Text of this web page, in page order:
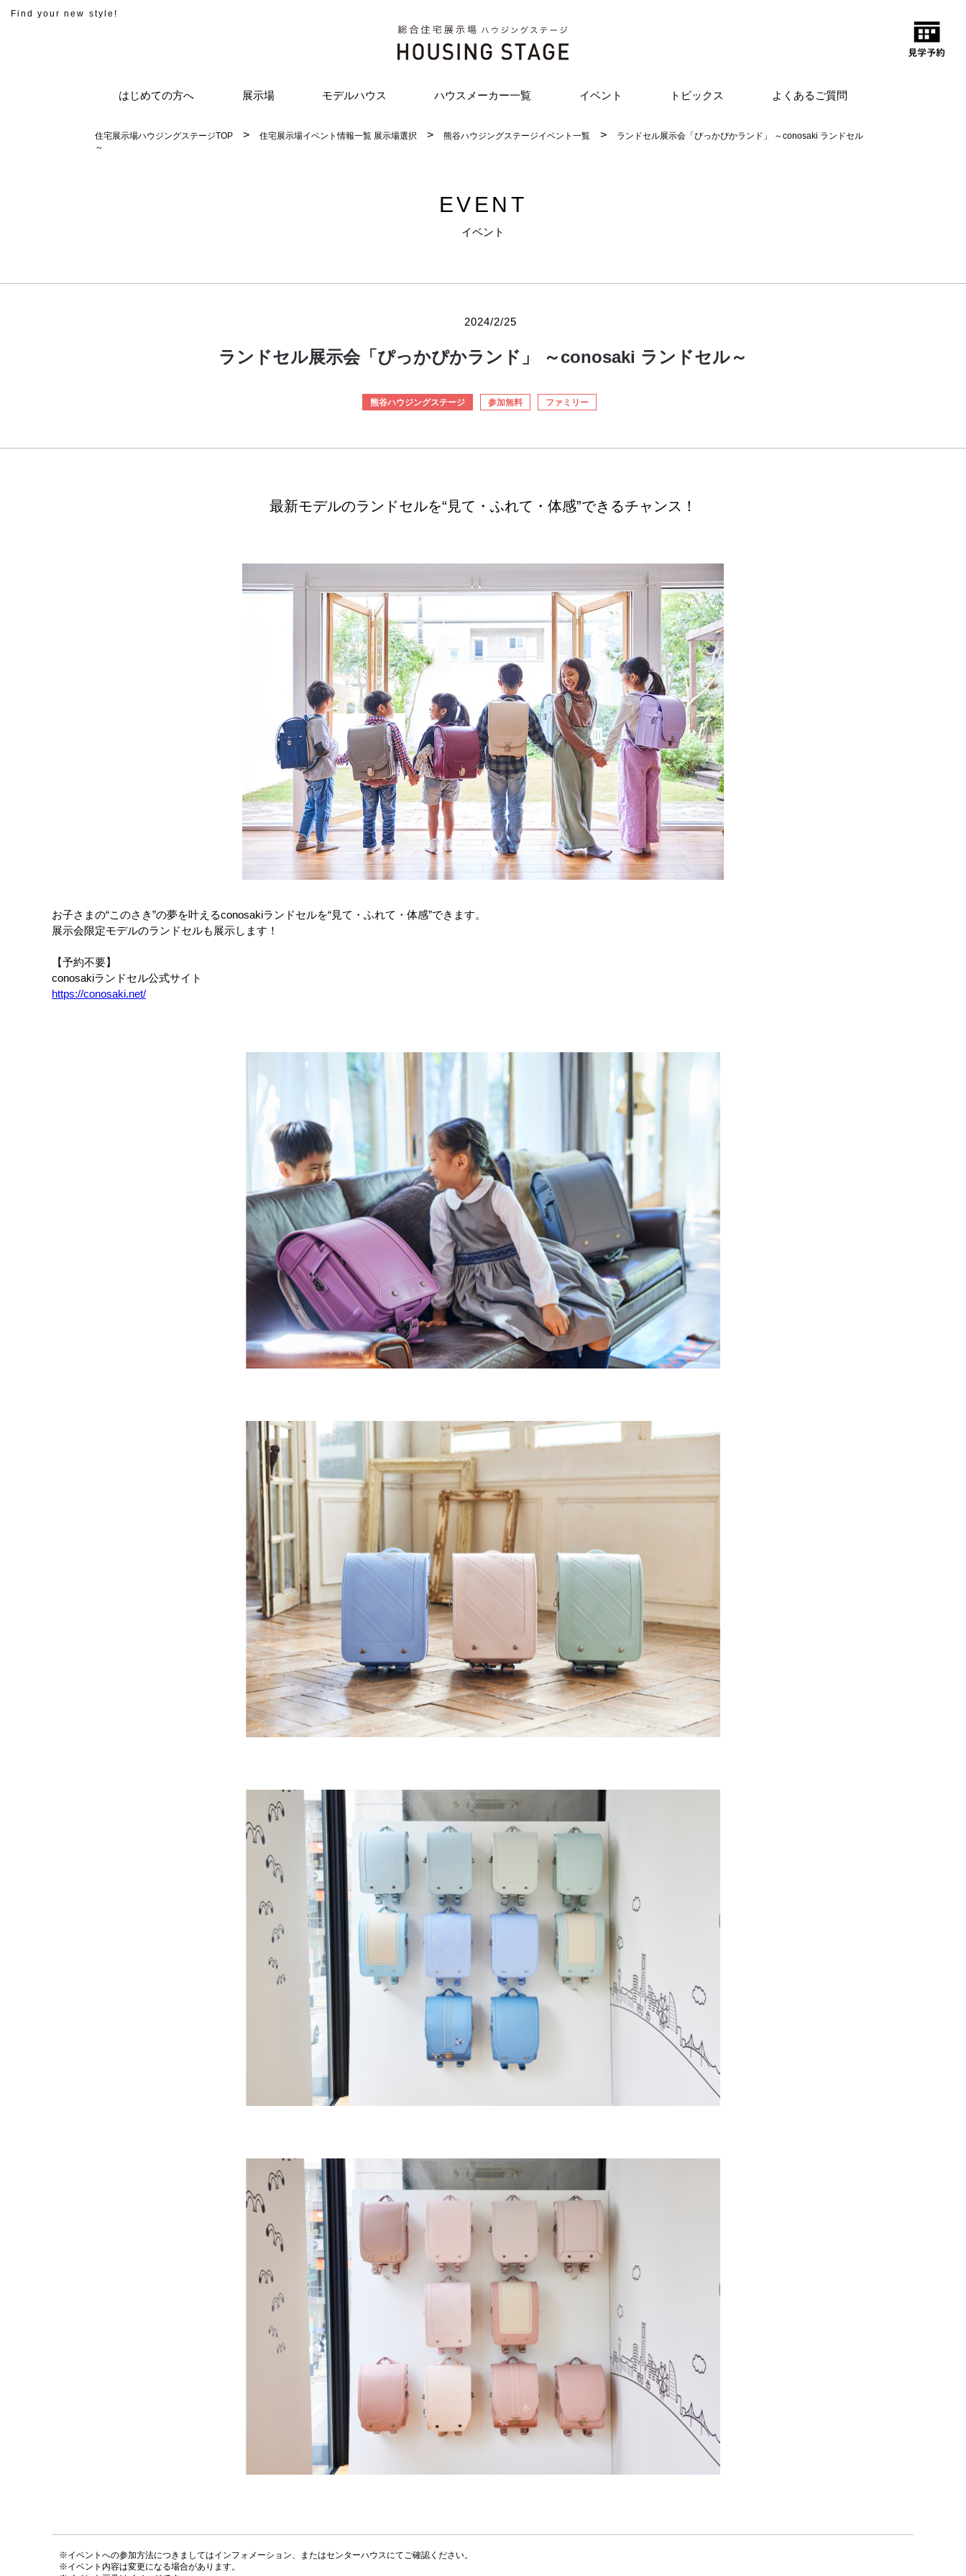
Find your new style!
はじめての方へ 展示場 モデルハウス ハウスメーカー一覧 イベント トピックス よくあるご質問
住宅展示場ハウジングステージTOP 住宅展示場イベント情報一覧 展示場選択 熊谷ハウジングステージイベント一覧
ランドセル展示会「ぴっかぴかランド」 ～conosaki ランドセル
～
EVENT
イベント
2024/2/25
ランドセル展示会「ぴっかぴかランド」 ～conosaki ランドセル～
熊谷ハウジングステージ 参加無料 ファミリー
最新モデルのランドセルを“見て・ふれて・体感”できるチャンス！
お子さまの“このさき”の夢を叶えるconosakiランドセルを“見て・ふれて・体感”できます。
展示会限定モデルのランドセルも展示します！
【予約不要】
conosakiランドセル公式サイト
https://conosaki.net/
※イベントへの参加方法につきましてはインフォメーション、またはセンターハウスにてご確認ください。
※イベント内容は変更になる場合があります。